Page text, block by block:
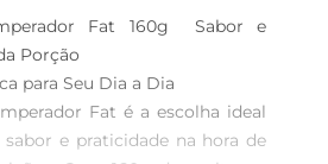
Fat 160g  Sabor e
Porção
para Seu Dia a Dia
Fat é a escolha ideal
e praticidade na hora de